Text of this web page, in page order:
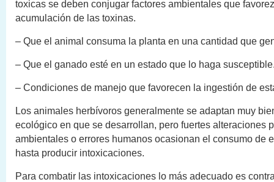
toxicas se deben conjugar factores ambientales que
acumulación de las toxinas.
– Que el animal consuma la planta en una cantidad que
– Que el ganado esté en un estado que lo haga
– Condiciones de manejo que favorecen la ingestión de
Los animales herbívoros generalmente se adaptan muy
ecológico en que se desarrollan, pero fuertes alteraciones
ambientales o errores humanos ocasionan el consumo de
hasta producir intoxicaciones.
Para combatir las intoxicaciones lo más adecuado es